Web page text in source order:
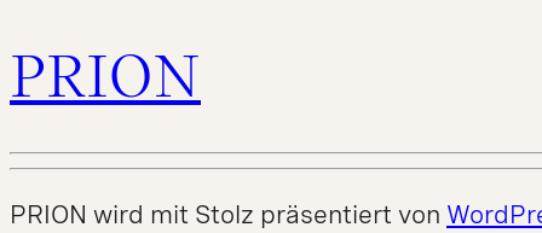
PRION
PRION wird mit Stolz präsentiert von